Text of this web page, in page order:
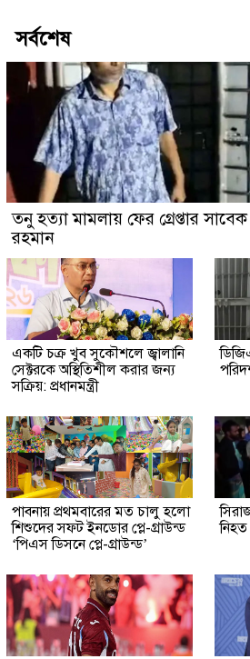
সর্বশেষ
তনু হত্যা মামলায় ফের গ্রেপ্তার
রহমান
একটি চক্র খুব সুকৌশলে জ্বালানি
সেক্টরকে অস্থিতিশীল করার জন্য
সক্রিয়: প্রধানমন্ত্রী
পাবনায় প্রথমবারের মত চালু হলো
শিশুদের সফট ইনডোর প্লে-গ্রাউন্ড
‘পিএস ডিসনে প্লে-গ্রাউন্ড’